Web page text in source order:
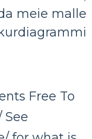
meie malle
Free To
See